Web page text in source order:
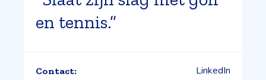
en tennis.”
Contact: LinkedIn